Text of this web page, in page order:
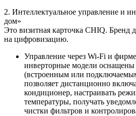
2. Интеллектуальное управление и
дом»
Это визитная карточка CHIQ. Бренд
на цифровизацию.
Управление через Wi-Fi и
инверторные модели
(встроенным или
позволяет дистанционно
кондиционер, настраивать
температуры, получать
чистки фильтров и